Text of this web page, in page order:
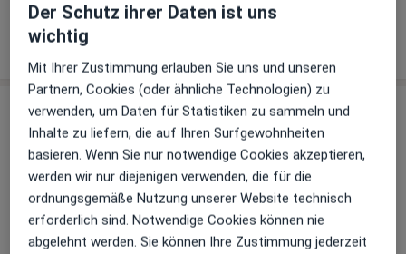
Erfahrungen
Bewerten
81 Bewertungen
Der Schutz ihrer Daten ist uns
wichtig
Mit Ihrer Zustimmung erlauben Sie uns und unseren
Partnern, Cookies (oder ähnliche Technologien) zu
verwenden, um Daten für Statistiken zu sammeln und
Inhalte zu liefern, die auf Ihren Surfgewohnheiten
basieren. Wenn Sie nur notwendige Cookies akzeptieren,
werden wir nur diejenigen verwenden, die für die
ordnungsgemäße Nutzung unserer Website technisch
erforderlich sind. Notwendige Cookies können nie
abgelehnt werden. Sie können Ihre Zustimmung jederzeit